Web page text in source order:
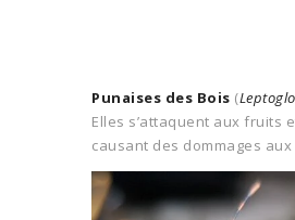
Punaises des Bois (
Elles s’attaquent aux fruits
causant des dommages